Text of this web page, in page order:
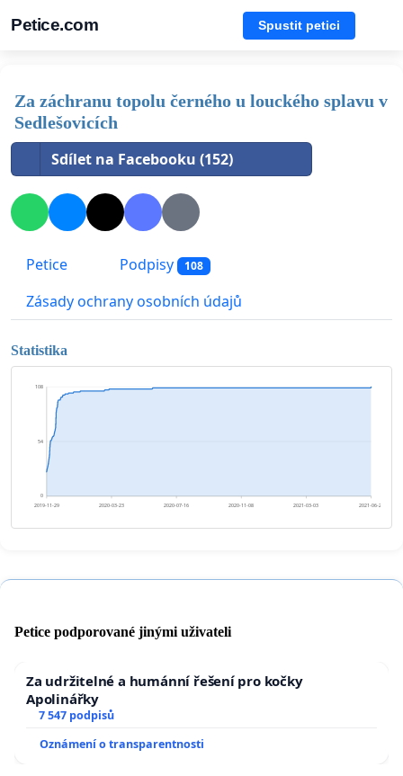
Petice.com Spustit petici
Za záchranu topolu černého u louckého splavu v
Sedlešovicích
Sdílet na Facebooku (152)
Petice Podpisy 108
Zásady ochrany osobních údajů
Statistika
0
54
108
2019-11-29 2020-03-23 2020-07-16 2020-11-08 2021-03-03 2021-06-26
Petice podporované jinými uživateli
Za udržitelné a humánní řešení pro kočky
Apolinářky
7 547 podpisů
Oznámení o transparentnosti